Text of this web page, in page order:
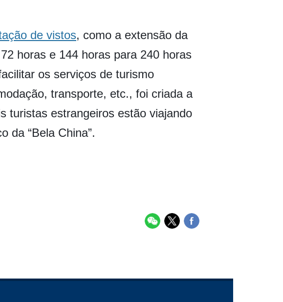
de vistos, como a extensão da
horas e 144 horas para 240 horas
os serviços de turismo
transporte, etc., foi criada a
turistas estrangeiros estão viajando
da “Bela China”.